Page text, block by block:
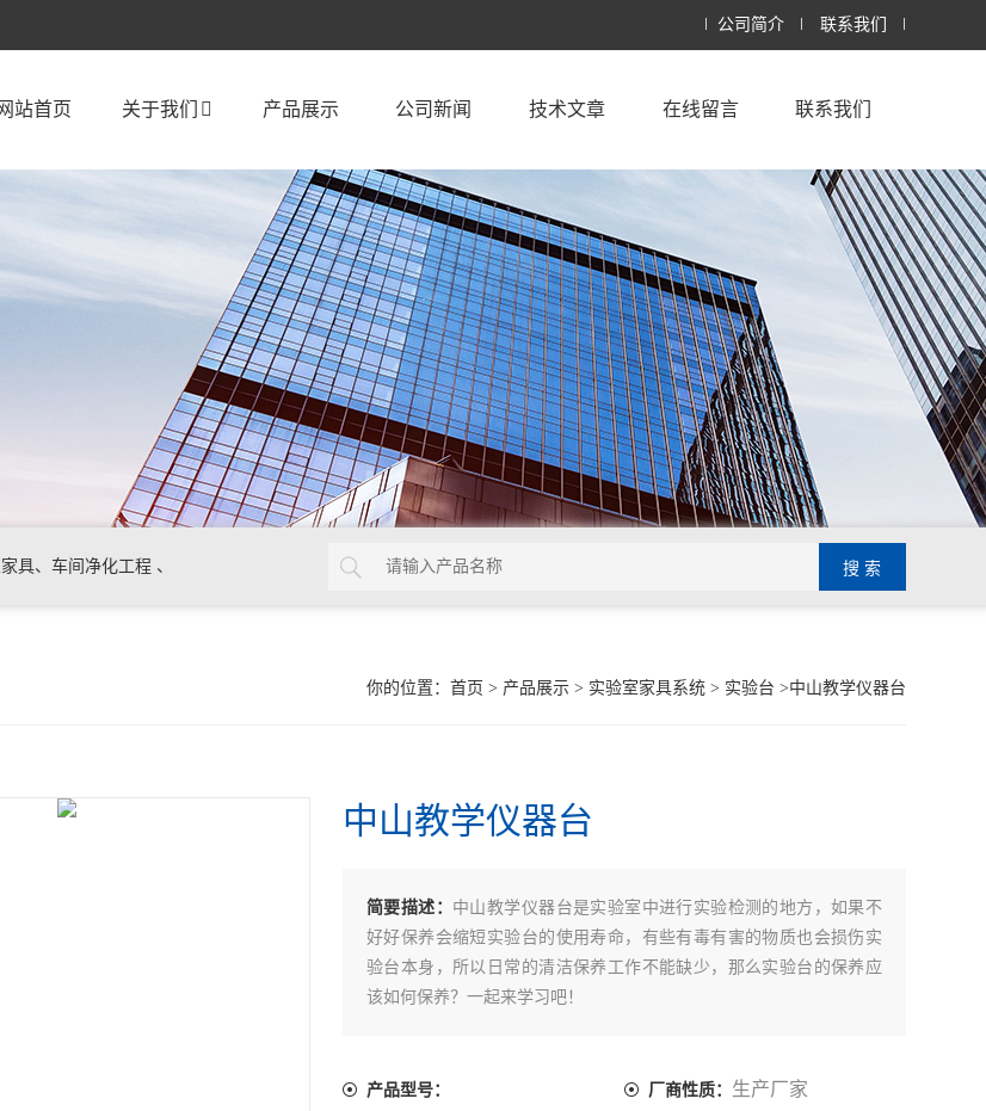
公司简介 联系我们
网站首页 关于我们 产品展示 公司新闻 技术文章 在线留言 联系我们
具、车间净化工程 、
你的位置： 首页 > 产品展示> 实验室家具系统> 实验台 >中山教学仪器台
中山教学仪器台
简要描述： 中山教学仪器台是实验室中进行实验检测的地方，如果不
好好保养会缩短实验台的使用寿命，有些有毒有害的物质也会损伤实
验台本身，所以日常的清洁保养工作不能缺少，那么实验台的保养应
该如何保养？一起来学习吧！
产品型号： 厂商性质： 生产厂家